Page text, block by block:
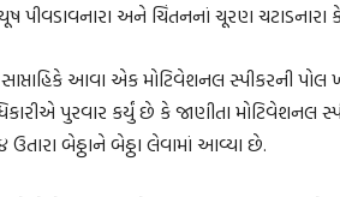
પીવડાવનારા અને ચિંતનનાં ચૂરણ
આવા એક મોટિવેશનલ સ્પીકરની પોલ
પુરવાર કર્યું છે કે જાણીતા મોટિવેશનલ
બેઠ્ઠાને બેઠ્ઠા લેવામાં આવ્યા છે.